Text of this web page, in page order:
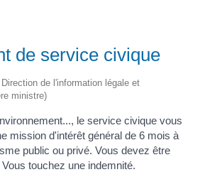
de service civique
de l'information légale et
ministre)
le service civique vous
mission d'intérêt général de 6 mois à
public ou privé. Vous devez être
touchez une indemnité.